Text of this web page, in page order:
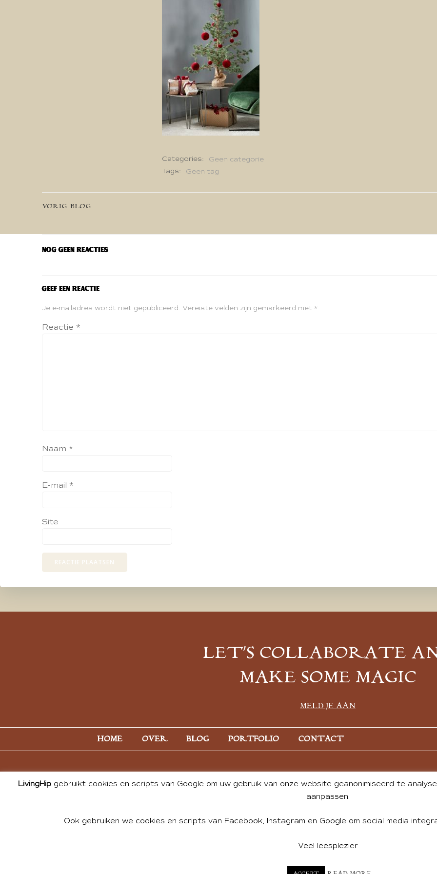
Categories:
Geen categorie
Tags:
Geen tag
Bericht
navigatie
VORIG BLOG
Nog geen reacties
Geef een reactie
Je e-mailadres wordt niet gepubliceerd. Vereiste velden zijn gemarkeerd met *
Reactie *
Naam *
E-mail *
Site
LET’S COLLABORATE
MAKE SOME MAGIC
MELD JE AAN
HOME OVER BLOG PORTFOLIO CONTACT
© 2026 ALL PHOTOS & CONTENT BY ANDREA DE GROOT. WEBSITE DESIGN BY
LivingHip gebruikt cookies en scripts van Google om uw gebruik van onze website geanonimiseerd te
aanpassen.
Ook gebruiken we cookies en scripts van Facebook, Instagram en Google om social media
Veel leesplezier